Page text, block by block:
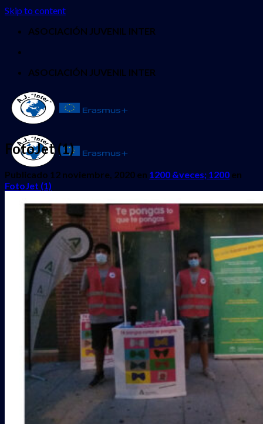
Skip to content
ASOCIACIÓN JUVENIL INTER
ASOCIACIÓN JUVENIL INTER
INICIO
QUIENES SOMOS
PROYECTOS
Erasmus + Juventud
CES
Galería
COLABORADORES
CONTACTO
FotoJet (1)
Publicado 12 noviembre, 2020 en 1200 &veces; 1200 en
FotoJet (1)